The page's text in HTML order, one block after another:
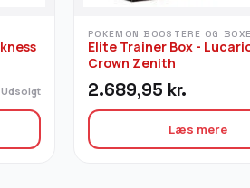
Udsolgt
POKEMON BOOSTERE OG BOXE
Elite Trainer Box -
Crown Zenith
2.689,95 kr.
Læs mere